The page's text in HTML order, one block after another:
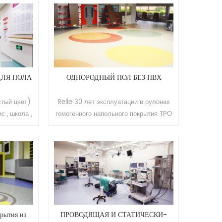
м (Ш) *
класс Т
10 лет
т. д. . марка: Релле цвет: 36
результатов размер:
2.0мм(т)*2.0м(ш)*20м(л). толщина
слоя износа: 0.35мм поверхность:
полиуретановое покрытие спинка:
поролоновая спинка Минимальный
заказ: 200 кв.м.
ПОЛА
цвет)
, школа ,
класс Т
лет
ОДНОРОДНЫЙ ПОЛ БЕЗ ПВХ
Relle 30 лет эксплуатации в рулонах
гомогенного напольного покрытия TPO
гостиница и т. д. Бренд: Релле Размер:
2,0 мм (Т) * 2,0 м (Ш) * 20 м (Д)
Поверхность: полиуретановое
покрытие Устойчивость к истиранию:
класс Т Срок использования: более 10
из
ПРОВОДЯЩАЯ И СТАТИЧЕСКИ-